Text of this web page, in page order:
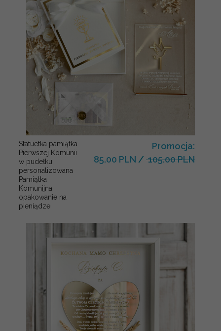
Statuetka pamiątka
Pierwszej Komunii
w pudełku,
personalizowana
Pamiątka
Komunijna
opakowanie na
pieniądze
Promocja:
85.00 PLN / 105.00 PLN